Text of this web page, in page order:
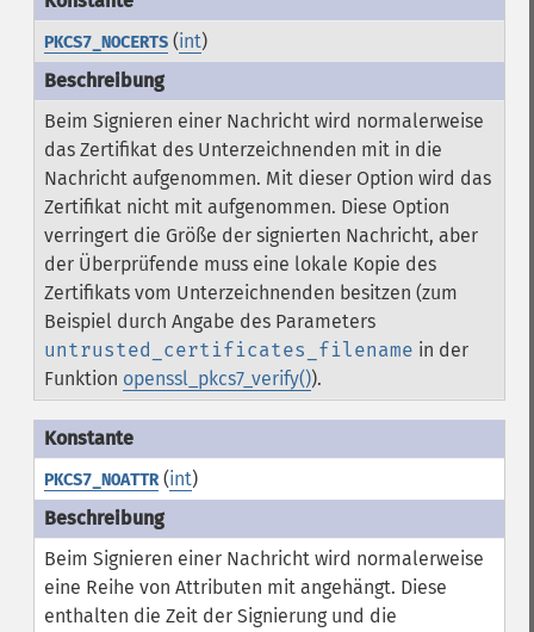
PKCS7_NOCERTS(int)
Beim Signieren einer Nachricht wird normalerweise
das Zertifikat des Unterzeichnenden mit in die
Nachricht aufgenommen. Mit dieser Option wird das
Zertifikat nicht mit aufgenommen. Diese Option
verringert die Größe der signierten Nachricht, aber
der Überprüfende muss eine lokale Kopie des
Zertifikats vom Unterzeichnenden besitzen (zum
Beispiel durch Angabe des Parameters
untrusted_certificates_filename in der
Funktion openssl_pkcs7_verify()).
PKCS7_NOATTR(int)
Beim Signieren einer Nachricht wird normalerweise
eine Reihe von Attributen mit angehängt. Diese
enthalten die Zeit der Signierung und die